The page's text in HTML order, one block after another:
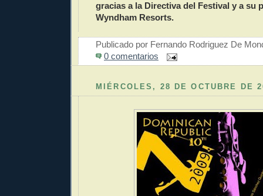
gracias a la Directiva del Festival y a su
Wyndham Resorts.
Publicado por Fernando Rodriguez De
0 comentarios
MIÉRCOLES, 28 DE OCTUBRE DE